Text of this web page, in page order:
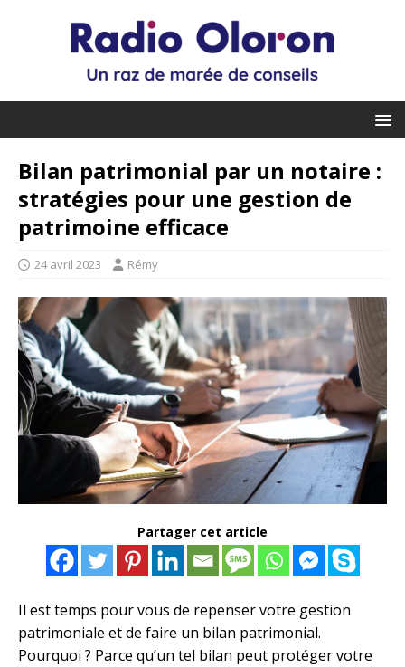
Bilan patrimonial par un notaire :
stratégies pour une gestion de
patrimoine efficace
24 avril 2023 Rémy
Partager cet article
Il est temps pour vous de repenser votre gestion
patrimoniale et de faire un bilan patrimonial.
Pourquoi ? Parce qu’un tel bilan peut protéger votre